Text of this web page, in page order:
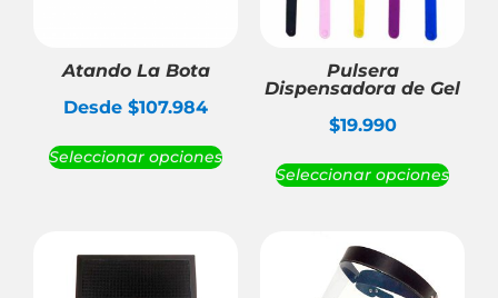
Atando La Bota
Desde $107.984
Seleccionar opciones
Pulsera
Dispensadora de Gel
$19.990
Seleccionar opciones